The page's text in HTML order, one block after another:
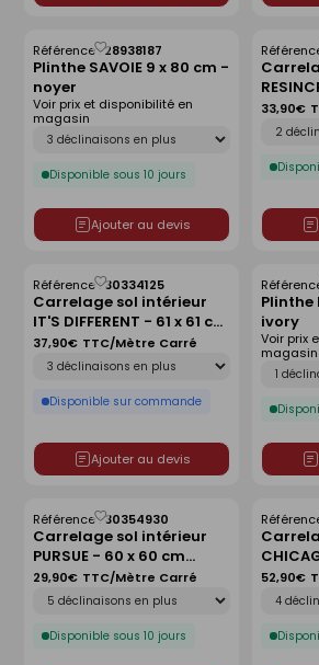
Plinthe SAVOIE 9 x 80 cm -
noyer
Référence :28938187
Déclinaison
Disponible sous 10 jours
Voir prix et disponibilité en
magasin
Ajouter au devis
Enregistrer
comme
33,90€
Carrelage sol intérieur
IT'S DIFFERENT - 61 x 61 cm
ép.9 mm - dark soul
Référence :30334125
Disponible sur commande
37,90€ TTC/Mètre Carré
Ajouter au devis
Enregistrer
comme
liste
Plinthe
ivory
Voir prix
magasin
Carrelage sol intérieur
PURSUE - 60 x 60 cm
ép.9,5mm - grey
Référence :30354930
Disponible sous 10 jours
29,90€ TTC/Mètre Carré
Enregistrer
comme
liste
cm
52,90€